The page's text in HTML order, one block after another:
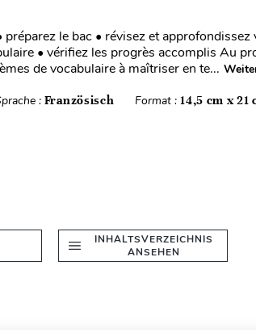
le bac • révisez et approfondissez
• vérifiez les progrès accomplis Au
de vocabulaire à maîtriser en te...
: Französisch Format :14,5 cm x 21
INHALTSVERZEICHNIS
ANSEHEN